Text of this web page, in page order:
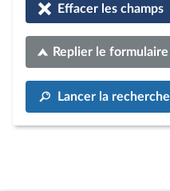
Effacer les champs
Replier le formulaire
Lancer la recherche